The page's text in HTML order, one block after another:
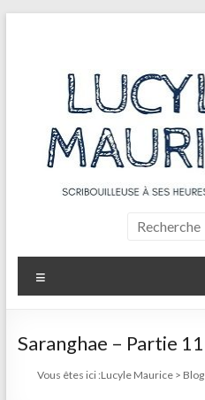
Maurice
Scribouilleuse
ses
perdues
Saranghae – Partie 11
Vous êtes ici :Lucyle Maurice > Blog